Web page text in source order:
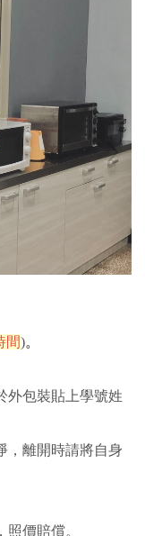
間)。
外包裝貼上學號姓
，離開時請將自身
價賠償。